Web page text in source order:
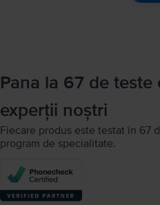
Pana la 67 de
experții noștri
Fiecare produs este testat în 67
program de specialitate.